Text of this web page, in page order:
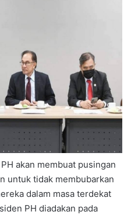
akan membuat pusingan
untuk tidak membubarkan
dalam masa terdekat
PH diadakan pada